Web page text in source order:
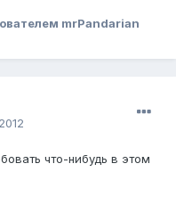
mrPandarian
что-нибудь в этом